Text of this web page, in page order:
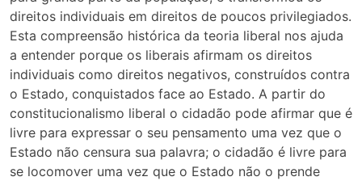
direitos individuais em direitos de poucos privilegiados.
Esta compreensão histórica da teoria liberal nos ajuda
a entender porque os liberais afirmam os direitos
individuais como direitos negativos, construídos contra
o Estado, conquistados face ao Estado. A partir do
constitucionalismo liberal o cidadão pode afirmar que é
livre para expressar o seu pensamento uma vez que o
Estado não censura sua palavra; o cidadão é livre para
se locomover uma vez que o Estado não o prende